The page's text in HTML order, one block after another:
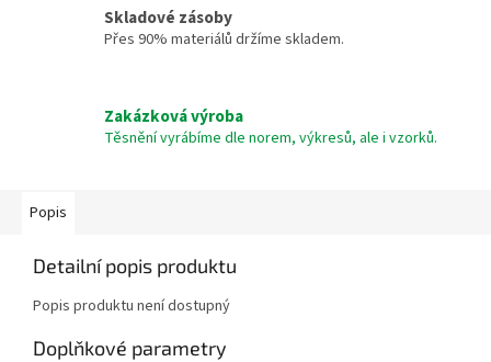
Skladové zásoby
Přes 90% materiálů držíme skladem.
Zakázková výroba
Těsnění vyrábíme dle norem, výkresů, ale i vzorků.
Popis
Detailní popis produktu
Popis produktu není dostupný
Doplňkové parametry